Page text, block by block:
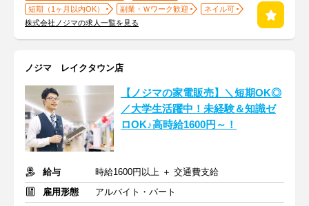
短期（1ヶ月以内OK）
副業・Ｗワーク歓迎
ネイル可
株式会社ノジマの求人一覧を見る
ノジマ レイクタウン店
【ノジマの家電販売】＼短期OK◎
／大学生活躍中！未経験＆知識ゼ
ロOK♪高時給1600円～！
給与
時給1600円以上 ＋ 交通費支給
雇用形態
アルバイト・パート